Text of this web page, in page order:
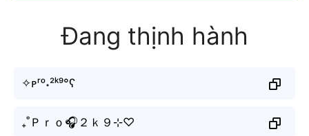
Đang thịnh hành
✧ᴘʳᵒ˖²ᵏ⁹°ʕ
₊˚Ｐｒｏ🎧２ｋ９⊹♡